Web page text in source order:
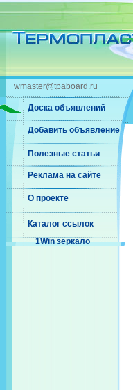
wmaster@tpaboard.ru
Доска объявлений
Добавить объявление
Полезные статьи
Реклама на сайте
О проекте
Каталог ссылок
1Win зеркало